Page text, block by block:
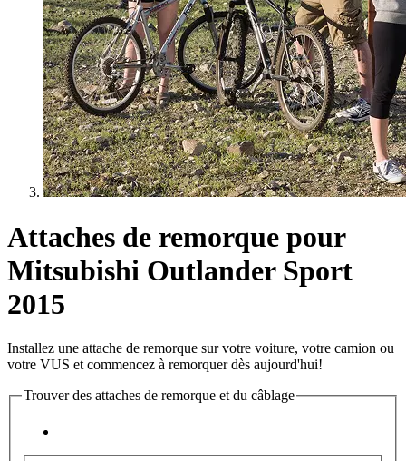
Attaches de remorque pour
Mitsubishi Outlander Sport
2015
Installez une attache de remorque sur votre voiture, votre camion ou
votre VUS et commencez à remorquer dès aujourd'hui!
Trouver des attaches de remorque et du câblage